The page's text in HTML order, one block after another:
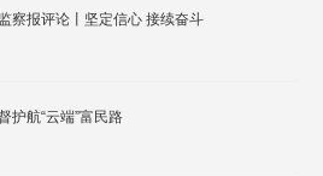
察报评论丨坚定信心 接续奋斗
护航“云端”富民路